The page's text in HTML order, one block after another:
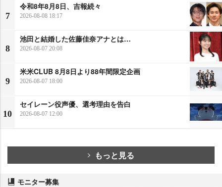
7
令和8年8月8日、吉報続々
2026-08-08 18:17
8
池田と結婚した佐藤佳奈アナとは…
2026-08-07 20:08
9
米米CLUB 8月8日より88年間限定企画
2026-08-07 18:00
10
セイレーン役声優、選考理由を告白
2026-08-07 12:00
もっと見る
モニター募集